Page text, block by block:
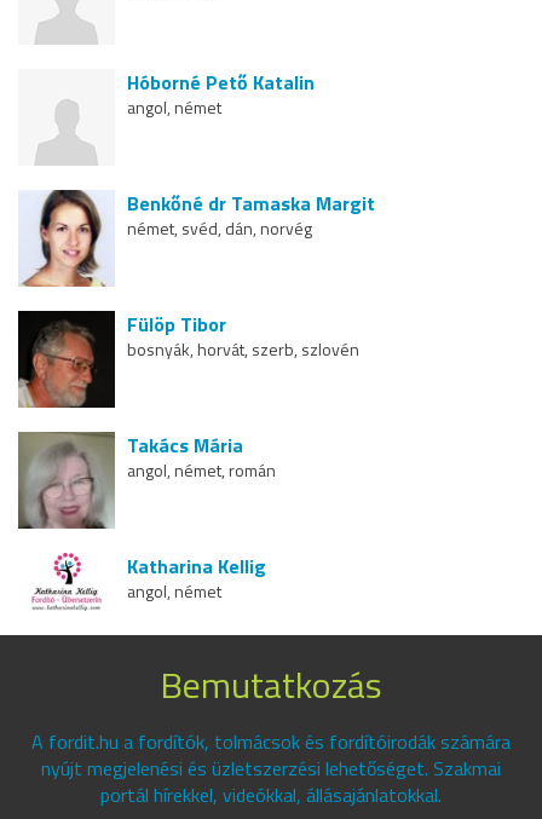
Hóborné Pető Katalin
angol, német
Benkőné dr Tamaska Margit
német, svéd, dán, norvég
Fülöp Tibor
bosnyák, horvát, szerb, szlovén
Takács Mária
angol, német, román
Katharina Kellig
angol, német
Bemutatkozás
A fordit.hu a fordítók, tolmácsok és fordítóirodák számára
nyújt megjelenési és üzletszerzési lehetőséget. Szakmai
portál hírekkel, videókkal, állásajánlatokkal.